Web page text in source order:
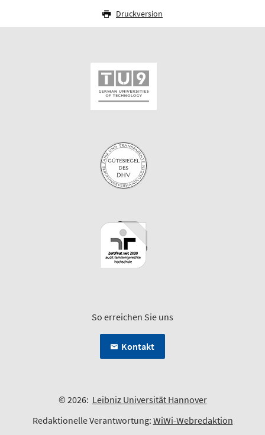
Druckversion
So erreichen Sie uns
Kontakt
© 2026: Leibniz Universität Hannover
Redaktionelle Verantwortung: WiWi-Webredaktion